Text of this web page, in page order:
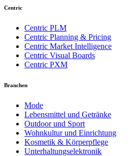
Centric
Centric PLM
Centric Planning & Pricing
Centric Market Intelligence
Centric Visual Boards
Centric PXM
Branchen
Mode
Lebensmittel und Getränke
Outdoor und Sport
Wohnkultur und Einrichtung
Kosmetik & Körperpflege
Unterhaltungselektronik